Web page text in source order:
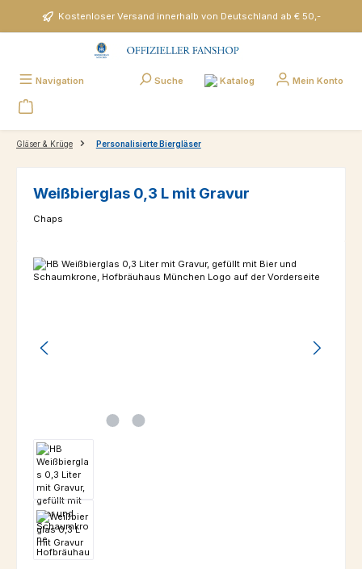
Zum Hauptinhalt springenKostenloser Versand innerhalb von Deutschland ab € 50,-
Navigation Suche Katalog Mein Konto
Gläser & Krüge Personalisierte Biergläser
Weißbierglas 0,3 L mit Gravur
Chaps
Bildergalerie überspringen